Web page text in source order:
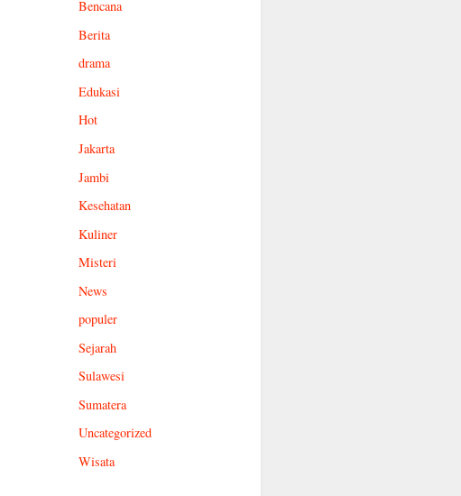
Bencana
Berita
drama
Edukasi
Hot
Jakarta
Jambi
Kesehatan
Kuliner
Misteri
News
populer
Sejarah
Sulawesi
Sumatera
Uncategorized
Wisata